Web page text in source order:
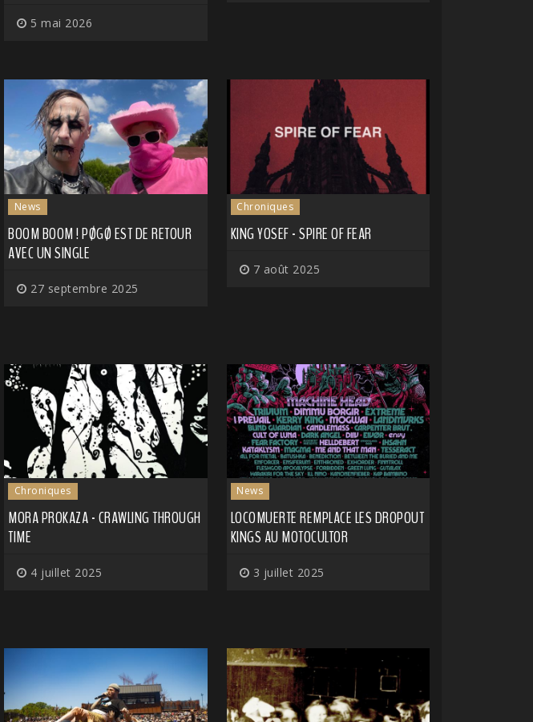
5 mai 2026
News
BOOM BOOM ! PØGØ EST DE RETOUR
AVEC UN SINGLE
27 septembre 2025
Chroniques
KING YOSEF - SPIRE OF FEAR
7 août 2025
Chroniques
MORA PROKAZA - CRAWLING THROUGH
TIME
4 juillet 2025
News
LOCOMUERTE REMPLACE LES DROPOUT
KINGS AU MOTOCULTOR
3 juillet 2025